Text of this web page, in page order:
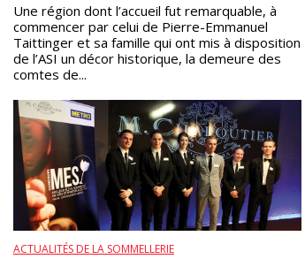
Une région dont l’accueil fut remarquable, à
commencer par celui de Pierre-Emmanuel
Taittinger et sa famille qui ont mis à disposition
de l’ASI un décor historique, la demeure des
comtes de...
ACTUALITÉS DE LA SOMMELLERIE